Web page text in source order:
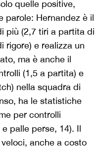
quelle positive,
parole: Hernandez è il
più (2,7 tiri a partita di
rigore) e realizza un
ma è anche il
(1,5 a partita) e
nella squadra di
ha le statistiche
per controlli
palle perse, 14). Il
anche a costo